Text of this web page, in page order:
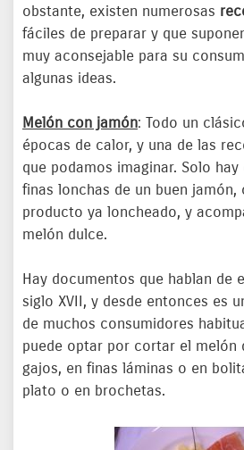
obstante, existen numerosas
fáciles de preparar y que
muy aconsejable para su
algunas ideas.
Melón con jamón: Todo un
épocas de calor, y una de las
que podamos imaginar. Solo
finas lonchas de un buen jamón,
producto ya loncheado, y
melón dulce.
Hay documentos que hablan de
siglo XVII, y desde entonces es
de muchos consumidores
puede optar por cortar el melón
gajos, en finas láminas o en
plato o en brochetas.